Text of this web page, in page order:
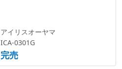
アイリスオーヤマ
ICA-0301G
完売